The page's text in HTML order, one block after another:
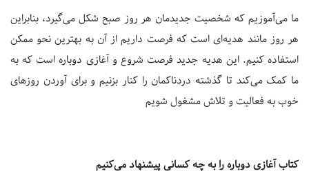
ما می‌آموزیم که شخصیت جدیدمان هر روز صبح شکل می‌گیرد، بنابراین
هر روز مانند هدیه‌ای است که فرصت داریم از آن به بهترین نحو ممکن
استفاده کنیم. این هدیه جدید فرصت شروع و آغازی دوباره است که به
ما کمک می‌کند تا گذشته دردناکمان را کنار بزنیم و برای آوردن روزهای
خوب به فعالیت و تلاش مشغول شویم
کتاب آغازی دوباره را به چه کسانی پیشنهاد می‌کنیم